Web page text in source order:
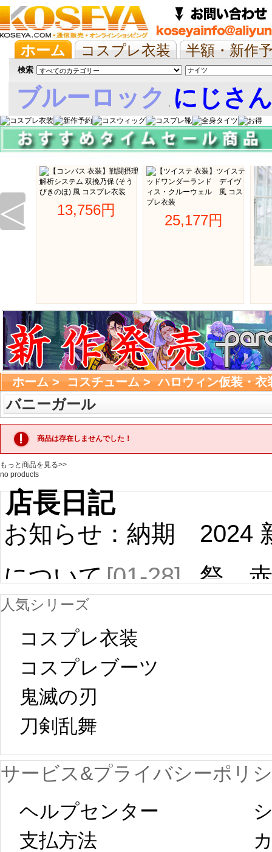
ホーム コスプレ衣装
半額・新作
抱き枕/布団/シーツ
ツイステ ウマ
検索
ブルーロック , にじさ
娘
◁ 13,756円
25,177円
ホーム> コスチューム> ハロウィン仮装・衣
バニーガール
商品は存在しませんでした！
もっと商品を見る>>
no products
店長日記
お知らせ：納期
について[01-28]
中国旧正月の影
響で2024年2月5
日から工場生産
が一時停止いた
します。 2月5日
以後のご注文
2024
祭 赤
プレ
新春
人気シリーズ
コスプレ衣装
コスプレブーツ
鬼滅の刃
刀剣乱舞
サービス&プライバシーポリ
ヘルプセンター
支払方法